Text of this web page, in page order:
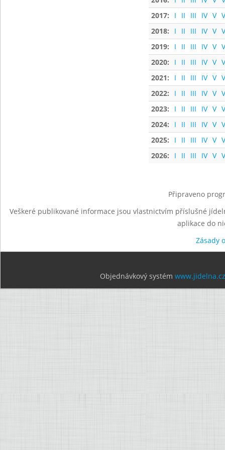
2017:
I II III IV V
2018:
I II III IV V
2019:
I II III IV V
2020:
I II III IV V
2021:
I II III IV V
2022:
I II III IV V
2023:
I II III IV V
2024:
I II III IV V
2025:
I II III IV V
2026:
I II III IV V
Připraveno
Veškeré publikované informace jsou vlastnictvím příslušné
aplikace do
Zásady
Objednávkový systém www.jidelna.cz